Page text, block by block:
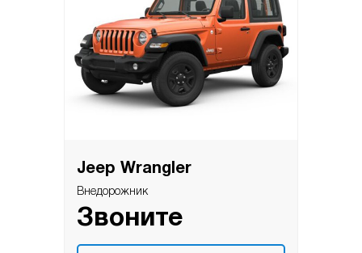
Jeep Wrangler
Внедорожник
Звоните